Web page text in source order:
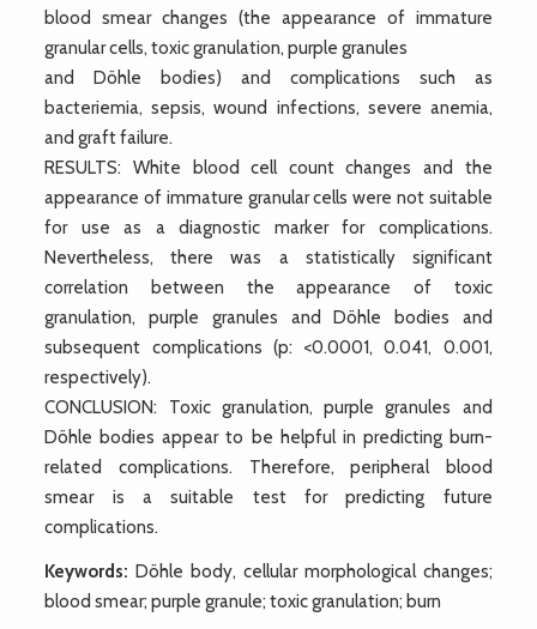
blood smear changes (the appearance of immature
granular cells, toxic granulation, purple granules
and Döhle bodies) and complications such as
bacteriemia, sepsis, wound infections, severe anemia,
and graft failure.
RESULTS: White blood cell count changes and the
appearance of immature granular cells were not suitable
for use as a diagnostic marker for complications.
Nevertheless, there was a statistically significant
correlation between the appearance of toxic
granulation, purple granules and Döhle bodies and
subsequent complications (p: <0.0001, 0.041, 0.001,
respectively).
CONCLUSION: Toxic granulation, purple granules and
Döhle bodies appear to be helpful in predicting burn-
related complications. Therefore, peripheral blood
smear is a suitable test for predicting future
complications.
Keywords: Döhle body, cellular morphological changes;
blood smear; purple granule; toxic granulation; burn